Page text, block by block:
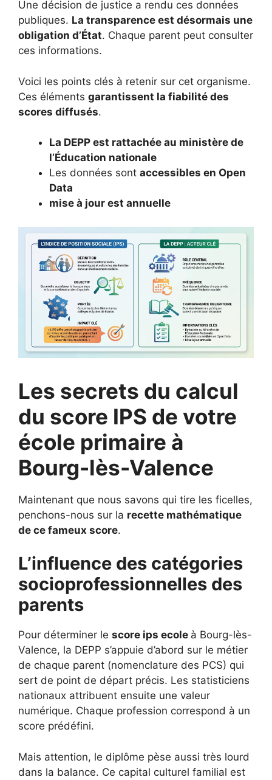
Une décision de justice a rendu ces données
publiques. La transparence est désormais une
obligation d’État. Chaque parent peut consulter
ces informations.
Voici les points clés à retenir sur cet organisme.
Ces éléments garantissent la fiabilité des
scores diffusés.
La DEPP est rattachée au ministère de
l’Éducation nationale
Les données sont accessibles en Open
Data
mise à jour est annuelle
Les secrets du calcul
du score IPS de votre
école primaire à
Bourg-lès-Valence
Maintenant que nous savons qui tire les ficelles,
penchons-nous sur la recette mathématique
de ce fameux score.
L’influence des catégories
socioprofessionnelles des
parents
Pour déterminer le score ips ecole à Bourg-lès-
Valence, la DEPP s’appuie d’abord sur le métier
de chaque parent (nomenclature des PCS) qui
sert de point de départ précis. Les statisticiens
nationaux attribuent ensuite une valeur
numérique. Chaque profession correspond à un
score prédéfini.
Mais attention, le diplôme pèse aussi très lourd
dans la balance. Ce capital culturel familial est